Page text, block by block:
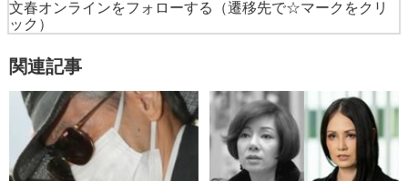
文春オンラインをフォローする
（遷移先で☆マークをクリ
ック）
関連記事